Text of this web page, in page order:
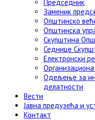
Председник
Заменик
Општинско
Општинска
Скупштина
Седнице
Електронски
Одељење за
делатности
Вести
Јавна предузећа и
Контакт